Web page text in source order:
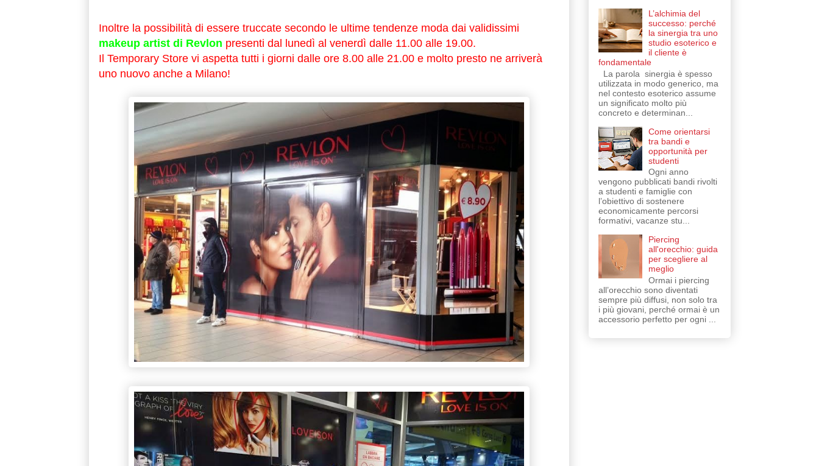
Inoltre la possibilità di essere truccate secondo le ultime tendenze moda dai validissimi
makeup artist di Revlon presenti dal lunedì al venerdì dalle 11.00 alle 19.00.
Il Temporary Store vi aspetta tutti i giorni dalle ore 8.00 alle 21.00 e molto presto ne arriverà
uno nuovo anche a Milano!
L’alchimia del
successo: perché
la sinergia tra uno
studio esoterico e
il cliente è
fondamentale
La parola sinergia è spesso
utilizzata in modo generico, ma
nel contesto esoterico assume
un significato molto più
concreto e determinan...
Come orientarsi
tra bandi e
opportunità per
studenti
Ogni anno
vengono pubblicati bandi rivolti
a studenti e famiglie con
l’obiettivo di sostenere
economicamente percorsi
formativi, vacanze stu...
Piercing
all'orecchio: guida
per scegliere al
meglio
Ormai i piercing
all’orecchio sono diventati
sempre più diffusi, non solo tra
i più giovani, perché ormai è un
accessorio perfetto per ogni ...